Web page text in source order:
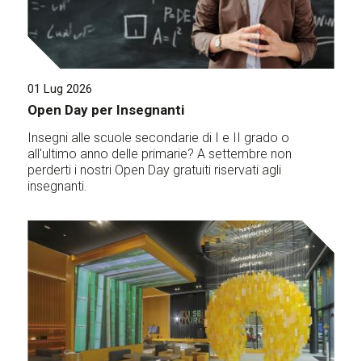
01 Lug 2026
Open Day per Insegnanti
Insegni alle scuole secondarie di I e II grado o
all'ultimo anno delle primarie? A settembre non
perderti i nostri Open Day gratuiti riservati agli
insegnanti.